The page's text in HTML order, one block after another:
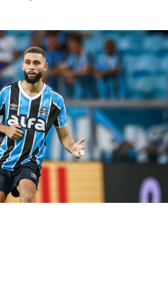
gremista é de que o
redes e ajude o Imortal a
de casa.
em momento
na derrota para o
da Copa Sul-
95 retorna justamente
disputa eliminatória.
peça importante para